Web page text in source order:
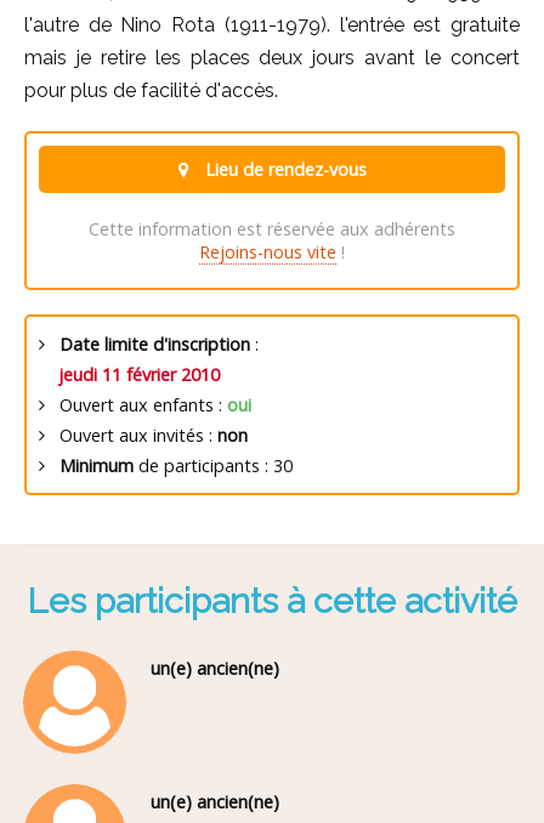
l'autre de Nino Rota (1911-1979). l'entrée est gratuite
mais je retire les places deux jours avant le concert
pour plus de facilité d'accès.
Lieu de rendez-vous
Cette information est réservée aux adhérents
Rejoins-nous vite !
Date limite d'inscription :
jeudi 11 février 2010
Ouvert aux enfants : oui
Ouvert aux invités : non
Minimum de participants : 30
Les participants à cette activité
un(e) ancien(ne)
un(e) ancien(ne)